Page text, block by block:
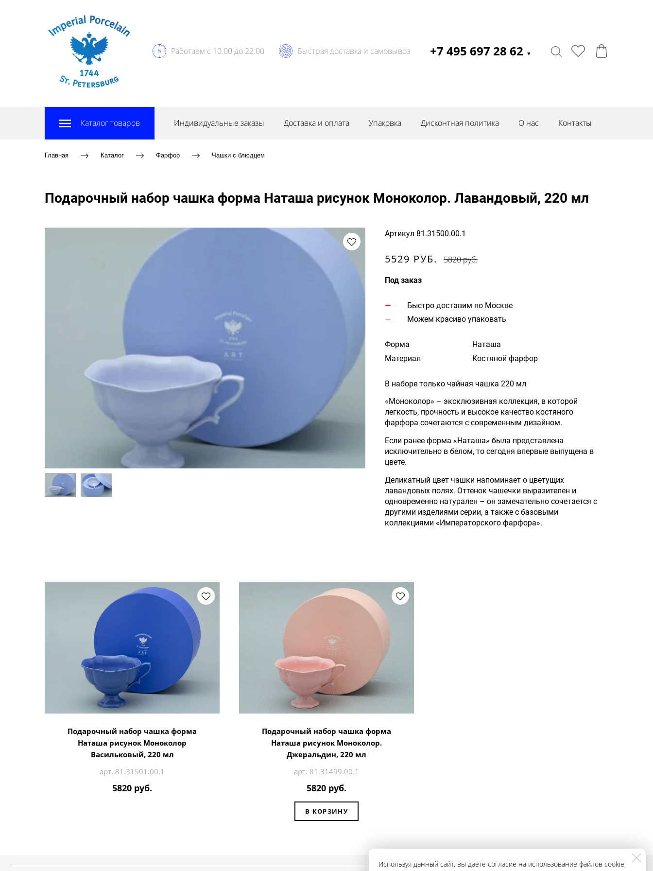
Работаем с 10.00 до 22.00 Быстрая доставка и самовывоз +7 495 697 28 62 ▼
Каталог товаров Индивидуальные заказы Доставка и оплата Упаковка Дисконтная политика О нас Контакты
Главная Каталог Фарфор Чашки с блюдцем
Подарочный набор чашка форма Наташа рисунок Моноколор. Лавандовый, 220 мл
Артикул 81.31500.00.1
5529 РУБ. 5820 руб.
Под заказ
Быстро доставим по Москве
Можем красиво упаковать
Форма
Наташа
Материал
Костяной фарфор
В наборе только чайная чашка 220 мл
«Моноколор» – эксклюзивная коллекция, в которой
легкость, прочность и высокое качество костяного
фарфора сочетаются с современным дизайном.
Если ранее форма «Наташа» была представлена
исключительно в белом, то сегодня впервые выпущена в
цвете.
Деликатный цвет чашки напоминает о цветущих
лавандовых полях. Оттенок чашечки выразителен и
одновременно натурален – он замечательно сочетается с
другими изделиями серии, а также с базовыми
коллекциями «Императорского фарфора».
Подарочный набор чашка форма
Наташа рисунок Моноколор
Васильковый, 220 мл
арт. 81.31501.00.1
5820 руб.
Подарочный набор чашка форма
Наташа рисунок Моноколор.
Джеральдин, 220 мл
арт. 81.31499.00.1
5820 руб.
В КОРЗИНУ
Используя данный сайт, вы даете согласие на использование файлов cookie,